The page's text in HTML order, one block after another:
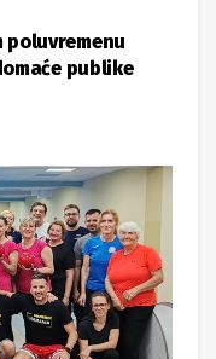
poluvremenu
publike